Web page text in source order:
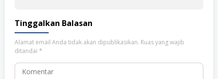
Tinggalkan Balasan
Alamat email Anda tidak akan dipublikasikan. Ruas yang wajib
ditandai *